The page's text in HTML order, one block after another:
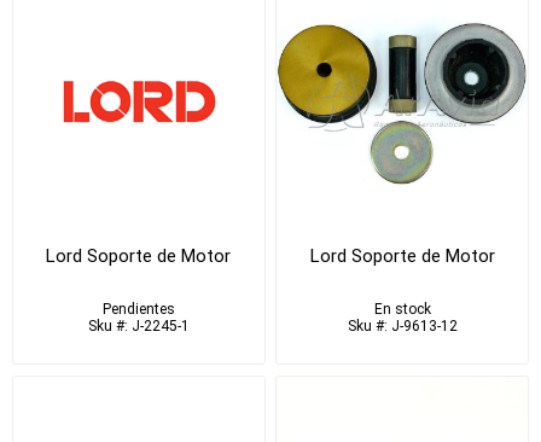
Lord Soporte de Motor
Pendientes
Sku #: J-2245-1
Lord Soporte de Motor
En stock
Sku #: J-9613-12